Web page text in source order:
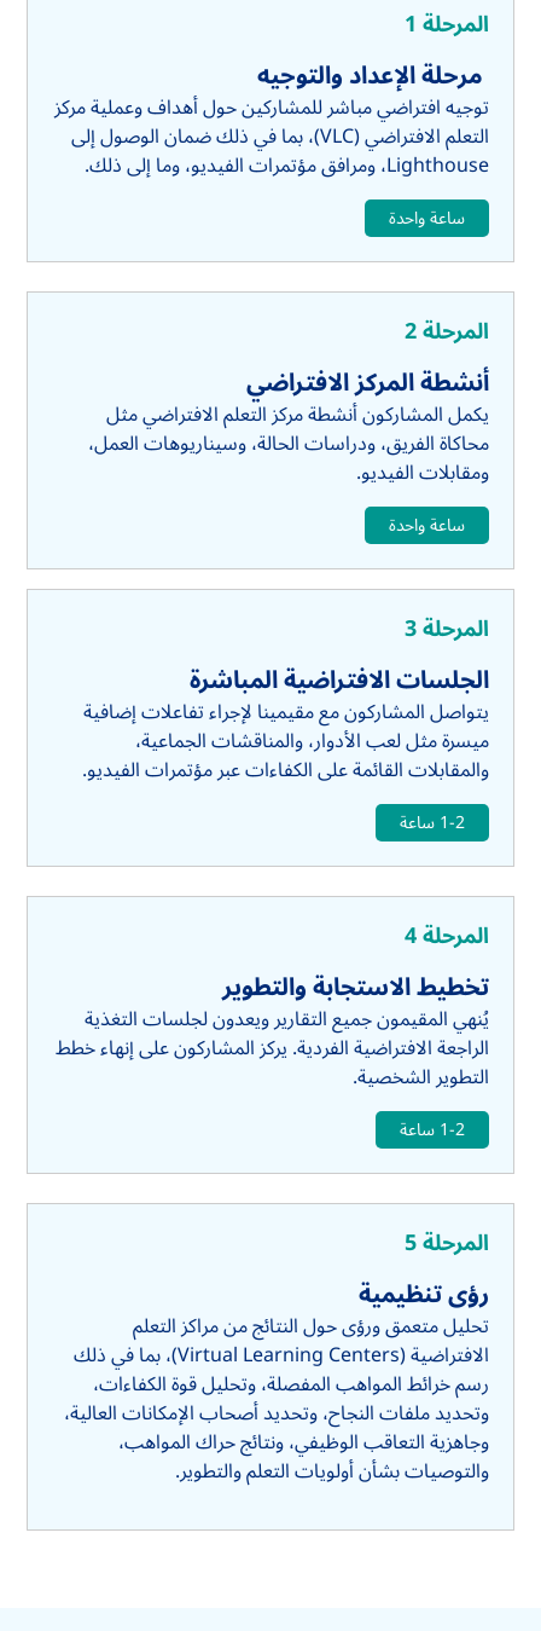
المرحلة 1
مرحلة الإعداد والتوجيه
توجيه افتراضي مباشر للمشاركين حول أهداف وعملية مركز
التعلم الافتراضي (VLC)، بما في ذلك ضمان الوصول إلى
Lighthouse، ومرافق مؤتمرات الفيديو، وما إلى ذلك.
ساعة واحدة
المرحلة 2
أنشطة المركز الافتراضي
يكمل المشاركون أنشطة مركز التعلم الافتراضي مثل
محاكاة الفريق، ودراسات الحالة، وسيناريوهات العمل،
ومقابلات الفيديو.
ساعة واحدة
المرحلة 3
الجلسات الافتراضية المباشرة
يتواصل المشاركون مع مقيمينا لإجراء تفاعلات إضافية
ميسرة مثل لعب الأدوار، والمناقشات الجماعية،
والمقابلات القائمة على الكفاءات عبر مؤتمرات الفيديو.
1-2 ساعة
المرحلة 4
تخطيط الاستجابة والتطوير
يُنهي المقيمون جميع التقارير ويعدون لجلسات التغذية
الراجعة الافتراضية الفردية. يركز المشاركون على إنهاء خطط
التطوير الشخصية.
1-2 ساعة
المرحلة 5
رؤى تنظيمية
تحليل متعمق ورؤى حول النتائج من مراكز التعلم
الافتراضية (Virtual Learning Centers)، بما في ذلك
رسم خرائط المواهب المفصلة، وتحليل قوة الكفاءات،
وتحديد ملفات النجاح، وتحديد أصحاب الإمكانات العالية،
وجاهزية التعاقب الوظيفي، ونتائج حراك المواهب،
والتوصيات بشأن أولويات التعلم والتطوير.